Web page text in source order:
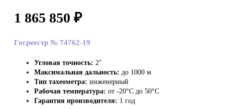
1 865 850 ₽
Госреестр № 74762-19
Угловая точность: 2″
Максимальная дальность: до 1000 м
Тип тахеометра: инженерный
Рабочая температура: от -20°C до 50°C
Гарантия производителя: 1 год